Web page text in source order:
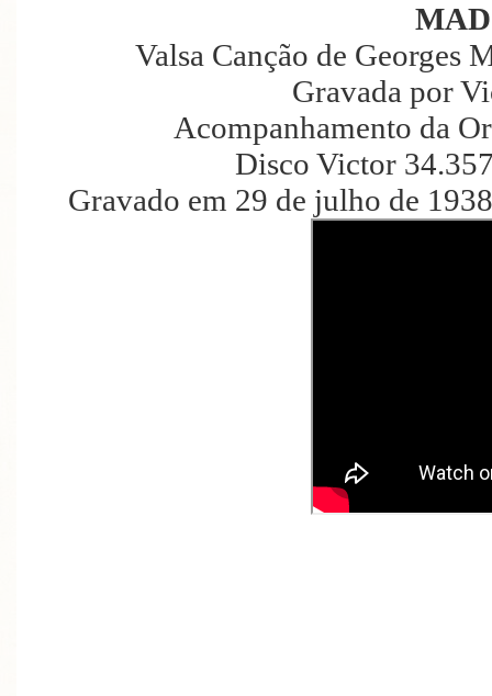
Valsa Canção de Georges
Gravada por
Acompanhamento da
Disco Victor
Gravado em 29 de julho de